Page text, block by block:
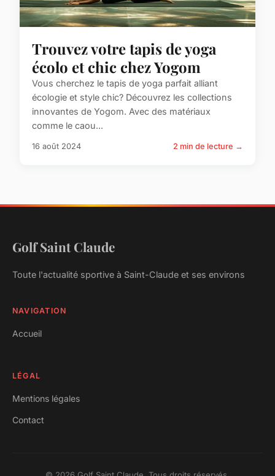
Trouvez votre tapis de yoga
écolo et chic chez Yogom
Vous cherchez le tapis de yoga parfait alliant
écologie et style chic? Découvrez les collections
innovantes de Yogom. Avec des matériaux
comme le caou...
16 août 2024 2 min de lecture →
Golf Saint Claude
Toute l'actualité sportive à Saint-Claude et ses environs
NAVIGATION
Accueil
LÉGAL
Mentions légales
Contact